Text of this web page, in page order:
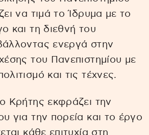
να τιμά το Ίδρυμα με το
και τη διεθνή του
ενεργά στην
του Πανεπιστημίου με
και τις τέχνες.
Κρήτης εκφράζει την
για την πορεία και το έργο
κάθε επιτυχία στη